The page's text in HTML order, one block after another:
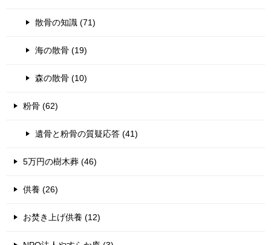
散骨の知識 (71)
海の散骨 (19)
森の散骨 (10)
粉骨 (62)
遺骨と粉骨の質疑応答 (41)
5万円の樹木葬 (46)
供養 (26)
お焚き上げ供養 (12)